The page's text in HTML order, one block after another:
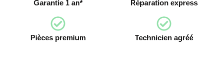
Garantie 1 an* Réparation express
Pièces premium Technicien agréé